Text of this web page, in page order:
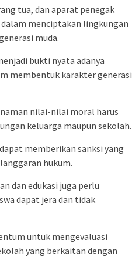
tua, dan aparat penegak
menciptakan lingkungan
muda.
bukti nyata adanya
membentuk karakter generasi
nilai-nilai moral harus
keluarga maupun sekolah.
memberikan sanksi yang
hukum.
dan edukasi juga perlu
dapat jera dan tidak
untuk mengevaluasi
yang berkaitan dengan